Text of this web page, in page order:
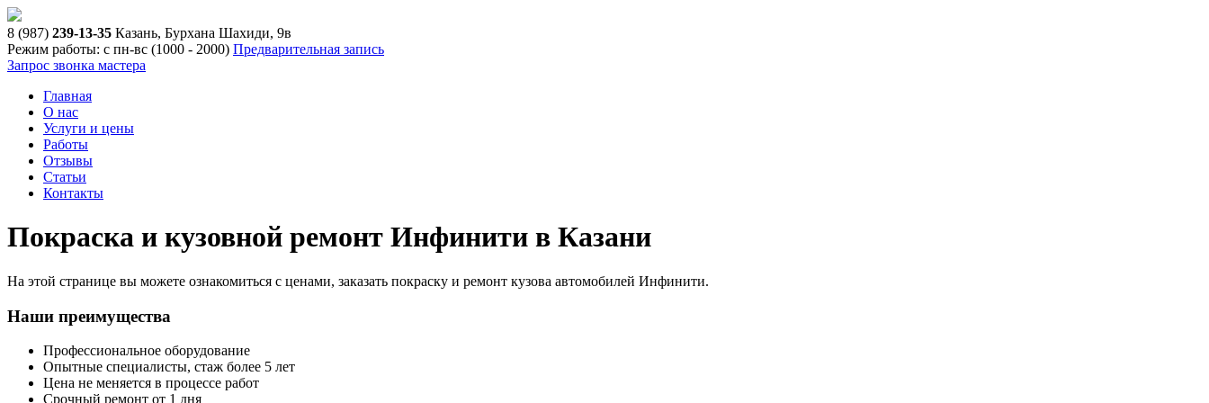
8 (987) 239-13-35 Казань, Бурхана Шахиди, 9в
Режим работы: с пн-вс (1000 - 2000) Предварительная запись
Запрос звонка мастера
Главная
О нас
Услуги и цены
Работы
Отзывы
Статьи
Контакты
Покраска и кузовной ремонт Инфинити в Казани
На этой странице вы можете ознакомиться с ценами, заказать покраску и ремонт кузова автомобилей Инфинити.
Наши преимущества
Профессиональное оборудование
Опытные специалисты, стаж более 5 лет
Цена не меняется в процессе работ
Срочный ремонт от 1 дня